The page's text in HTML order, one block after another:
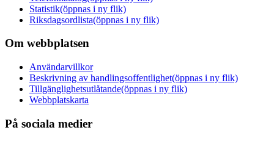
Statistik(öppnas i ny flik)
Riksdagsordlista(öppnas i ny flik)
Om webbplatsen
Användarvillkor
Beskrivning av handlingsoffentlighet(öppnas i ny flik)
Tillgänglighetsutlåtande(öppnas i ny flik)
Webbplatskarta
På sociala medier